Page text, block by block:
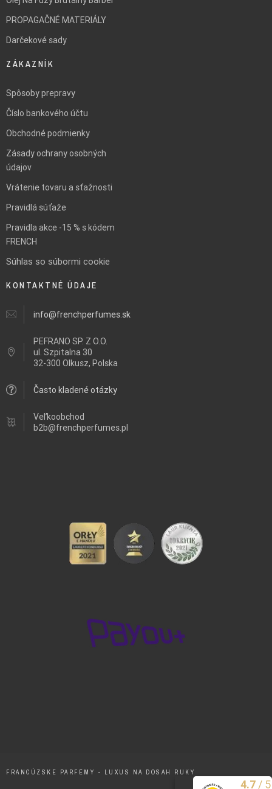
PROPAGAČNÉ MATERIÁLY
Darčekové sady
ZÁKAZNÍK
Spôsoby prepravy
Číslo bankového účtu
Obchodné podmienky
Zásady ochrany osobných
údajov
Vrátenie tovaru a sťažnosti
Pravidlá súťaže
Pravidla akce -15 % s kódem
FRENCH
Súhlas so súbormi cookie
KONTAKTNÉ ÚDAJE
info@frenchperfumes.sk
PEFRANO SP. Z O.O.
ul. Szpitalna 30
32-300 Olkusz, Polska
Často kladené otázky
Veľkoobchod
b2b@frenchperfumes.pl
FRANCÚZSKE PARFÉMY - LUXUS NA DOSAH RUKY
Excelentne
4.7 / 5